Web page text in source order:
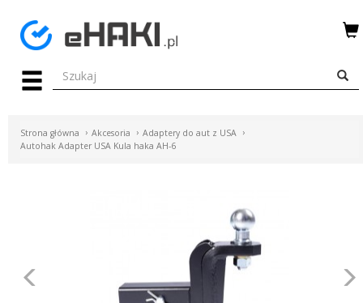
Menu
HAKI
WIĄZKI
BOXY
Strona główna Akcesoria
Adaptery do aut z USA
Autohak Adapter USA Kula haka AH-6
Poprzednie